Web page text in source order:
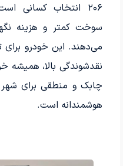
۲۰۶ انتخاب کسانی
سوخت کمتر و هزینه
می‌دهند. این خودرو
نقدشوندگی بالا، همیشه
چابک و منطقی برای
هوشمندانه است.